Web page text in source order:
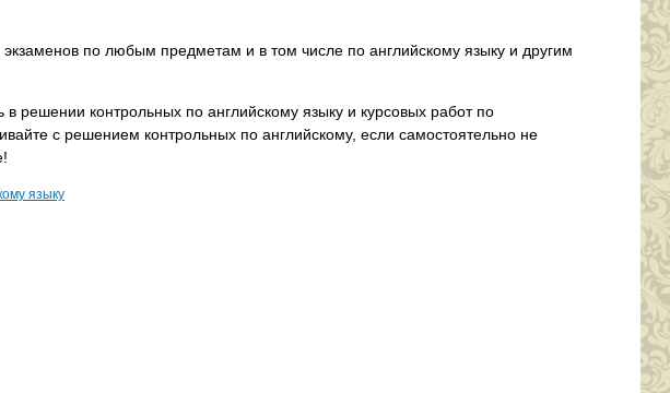
по любым предметам и в том числе по английскому языку и другим
контрольных по английскому языку и курсовых работ по
с решением контрольных по английскому, если самостоятельно не
языку